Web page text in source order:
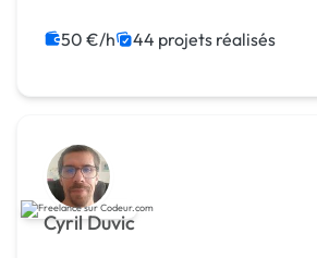
Google Ads
50 €/h 44 projets réalisés
Cyril Duvic